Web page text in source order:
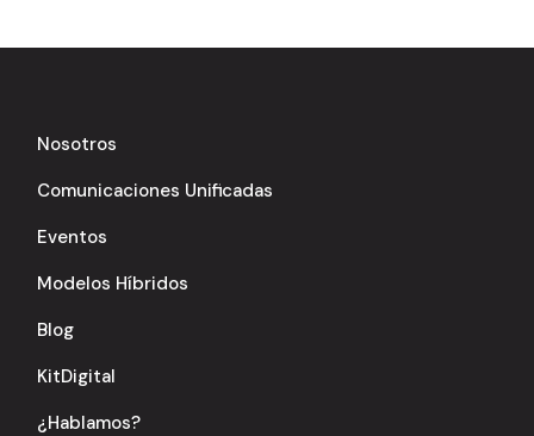
Nosotros
Comunicaciones Unificadas
Eventos
Modelos Híbridos
Blog
KitDigital
¿Hablamos?